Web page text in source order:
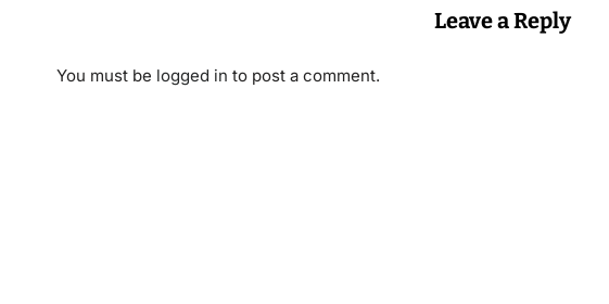
Leave a Reply
You must be logged in to post a comment.